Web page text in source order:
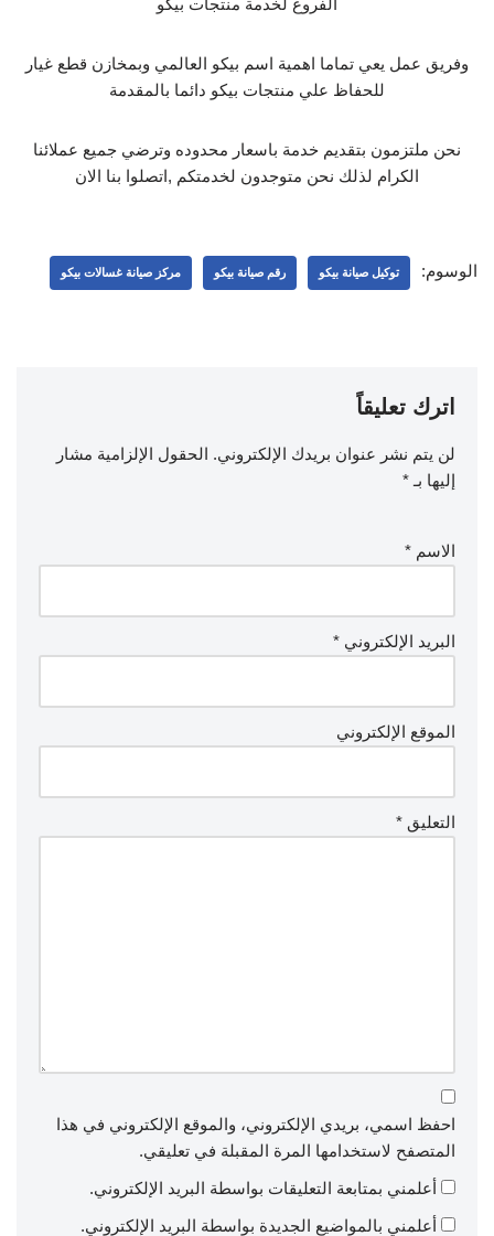
وفريق عمل يعي تماما اهمية اسم بيكو العالمي وبمخازن قطع غيار
للحفاظ علي منتجات بيكو دائما بالمقدمة
نحن ملتزمون بتقديم خدمة باسعار محدوده وترضي جميع عملائنا
الكرام لذلك نحن متوجدون لخدمتكم ,اتصلوا بنا الان
الوسوم: توكيل صيانة بيكو رقم صيانة بيكو مركز صيانة غسالات بيكو
اترك تعليقاً
لن يتم نشر عنوان بريدك الإلكتروني. الحقول الإلزامية مشار
إليها بـ *
الاسم *
البريد الإلكتروني *
الموقع الإلكتروني
التعليق *
احفظ اسمي، بريدي الإلكتروني، والموقع الإلكتروني في هذا
المتصفح لاستخدامها المرة المقبلة في تعليقي.
أعلمني بمتابعة التعليقات بواسطة البريد الإلكتروني.
أعلمني بالمواضيع الجديدة بواسطة البريد الإلكتروني.